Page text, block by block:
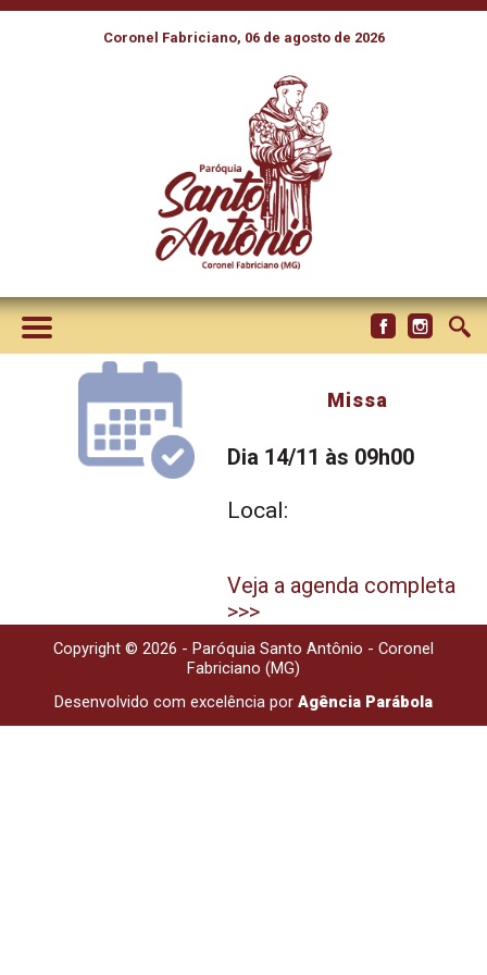
Coronel Fabriciano, 06 de agosto de 2026
Missa
Dia 14/11 às 09h00
Local:
Veja a agenda completa
>>>
Copyright © 2026 - Paróquia Santo Antônio - Coronel
Fabriciano (MG)
Desenvolvido com excelência por Agência Parábola